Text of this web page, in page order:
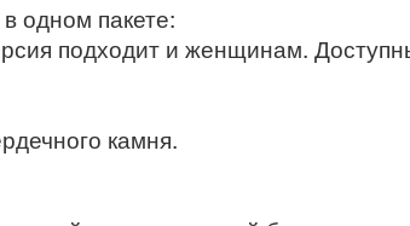
одном пакете:
подходит и женщинам.
камня.